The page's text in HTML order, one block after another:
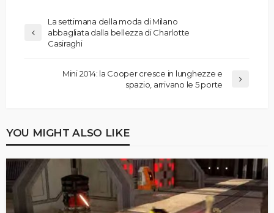
La settimana della moda di Milano
abbagliata dalla bellezza di Charlotte
Casiraghi
Mini 2014: la Cooper cresce in lunghezze e
spazio, arrivano le 5 porte
YOU MIGHT ALSO LIKE